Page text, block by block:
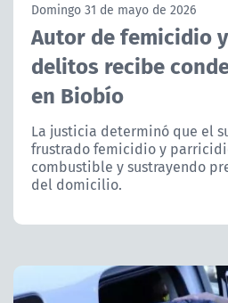
ACTUALIDAD Y TENDENCIAS
CORPORATIVO Y TRANSPARENCIA
CANAL DE DENUNCIAS
ÁREA DE PROYECTOS
Domingo 31 de mayo de 2026
Autor de femicidio
delitos recibe
en Biobío
La justicia determinó que el
frustrado femicidio y
combustible y sustrayendo
del domicilio.